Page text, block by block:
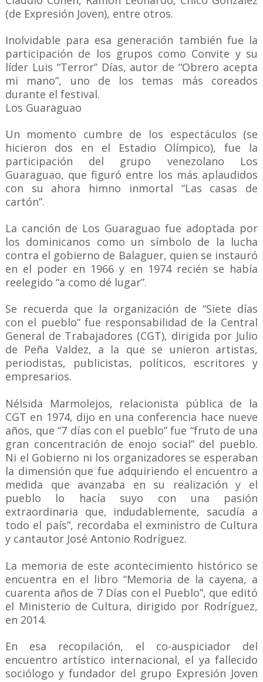
(de Expresión Joven), entre otros.
Inolvidable para esa generación también fue la
participación de los grupos como Convite y su
líder Luis “Terror” Días, autor de “Obrero acepta
mi mano”, uno de los temas más coreados
durante el festival.
Los Guaraguao
Un momento cumbre de los espectáculos (se
hicieron dos en el Estadio Olímpico), fue la
participación del grupo venezolano Los
Guaraguao, que figuró entre los más aplaudidos
con su ahora himno inmortal “Las casas de
cartón”.
La canción de Los Guaraguao fue adoptada por
los dominicanos como un símbolo de la lucha
contra el gobierno de Balaguer, quien se instauró
en el poder en 1966 y en 1974 recién se había
reelegido “a como dé lugar”.
Se recuerda que la organización de “Siete días
con el pueblo” fue responsabilidad de la Central
General de Trabajadores (CGT), dirigida por Julio
de Peña Valdez, a la que se unieron artistas,
periodistas, publicistas, políticos, escritores y
empresarios.
Nélsida Marmolejos, relacionista pública de la
CGT en 1974, dijo en una conferencia hace nueve
años, que “7 días con el pueblo” fue “fruto de una
gran concentración de enojo social” del pueblo.
Ni el Gobierno ni los organizadores se esperaban
la dimensión que fue adquiriendo el encuentro a
medida que avanzaba en su realización y el
pueblo lo hacía suyo con una pasión
extraordinaria que, indudablemente, sacudía a
todo el país”, recordaba el exministro de Cultura
y cantautor José Antonio Rodríguez.
La memoria de este acontecimiento histórico se
encuentra en el libro “Memoria de la cayena, a
cuarenta años de 7 Días con el Pueblo”, que editó
el Ministerio de Cultura, dirigido por Rodríguez,
en 2014.
En esa recopilación, el co-auspiciador del
encuentro artístico internacional, el ya fallecido
sociólogo y fundador del grupo Expresión Joven